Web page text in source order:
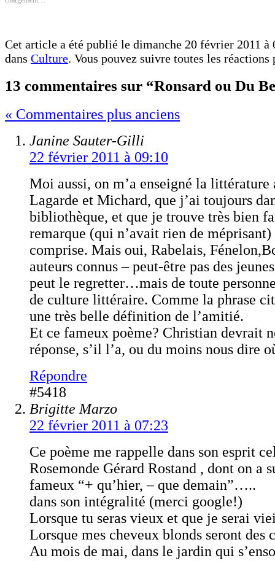
fenêtre)
Cet article a été publié le dimanche 20 février 2011 à
dans Culture. Vous pouvez suivre toutes les
13 commentaires sur “Ronsard ou Du
« Commentaires plus anciens
Janine Sauter-Gilli
22 février 2011 à 09:10
Moi aussi, on m’a enseigné la littérature
Lagarde et Michard, que j’ai toujours
bibliothèque, et que je trouve très bien
remarque (qui n’avait rien de méprisant)
comprise. Mais oui, Rabelais,
auteurs connus – peut-être pas des
peut le regretter…mais de toute
de culture littéraire. Comme la phrase
une très belle définition de l’amitié.
Et ce fameux poème? Christian devrait
réponse, s’il l’a, ou du moins nous dire
Répondre
#5418
Brigitte Marzo
22 février 2011 à 07:23
Ce poème me rappelle dans son esprit
Rosemonde Gérard Rostand , dont on a
fameux “+ qu’hier, – que demain”…..
dans son intégralité (merci google!)
Lorsque tu seras vieux et que je serai
Lorsque mes cheveux blonds seront des
Au mois de mai, dans le jardin qui